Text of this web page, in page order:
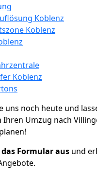
Koblenz
Koblenz
Koblenz
uns noch heute und
Ihren Umzug nach
Formular aus und